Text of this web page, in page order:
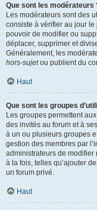
Que sont les modérateurs
Les modérateurs sont des
consiste à vérifier au jour
pouvoir de modifier ou
déplacer, supprimer et
Généralement, les
hors-sujetou publient du
Haut
Que sont les groupes
Les groupes permettent
des invités au forum et à
à un ou plusieurs groupes
gestion des membres par
administrateurs de
à la fois, telles qu’ajouter
un forum privé.
Haut